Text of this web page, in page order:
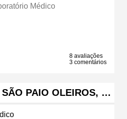
Médico
8 avaliações
3 comentários
SÃO PAIO OLEIROS, …